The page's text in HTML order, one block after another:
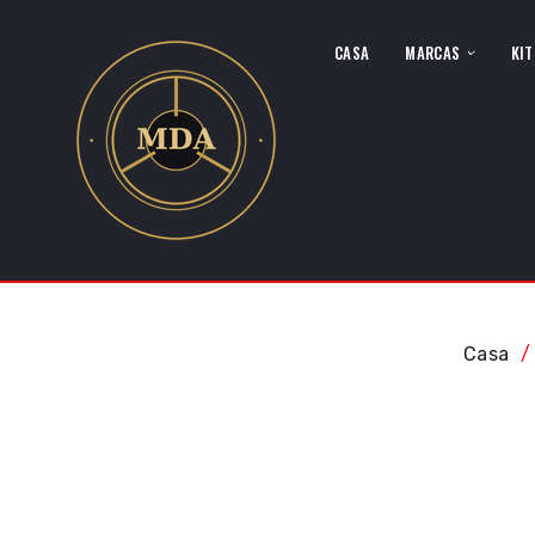
CASA MARCAS
Casa